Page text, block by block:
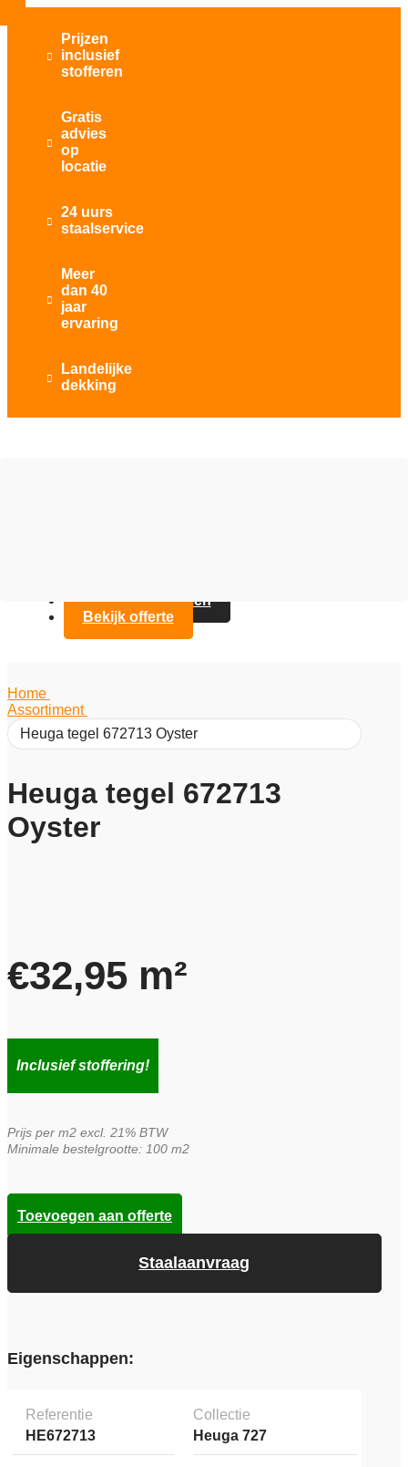

Prijzen
inclusief
stofferen

Gratis
advies
op
locatie

24 uurs
staalservice

Meer
dan 40
jaar
ervaring

Landelijke
dekking
Contact opnemen
Bekijk offerte
Home
Assortiment
Heuga tegel 672713 Oyster
Heuga tegel 672713
Oyster
€32,95 m²
Inclusief stoffering!
Prijs per m2 excl. 21% BTW
Minimale bestelgrootte: 100 m2
Staalaanvraag
Toevoegen aan offerte
Eigenschappen:
Referentie
HE672713
Collectie
Heuga 727